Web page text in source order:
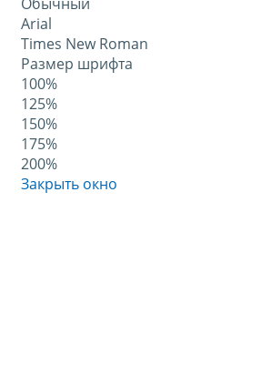
Arial
Times New Roman
Размер шрифта
100%
125%
150%
175%
200%
Закрыть окно